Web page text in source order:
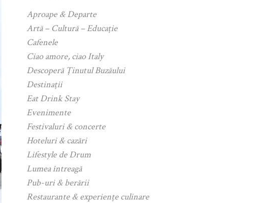
Aproape & Departe
Artă – Cultură – Educație
Cafenele
Ciao amore, ciao Italy
Descoperă Ținutul Buzăului
Destinații
Eat Drink Stay
Evenimente
Festivaluri & concerte
Hoteluri & cazări
Lifestyle de Drum
Lumea întreagă
Pub-uri & berării
Restaurante & experiențe culinare